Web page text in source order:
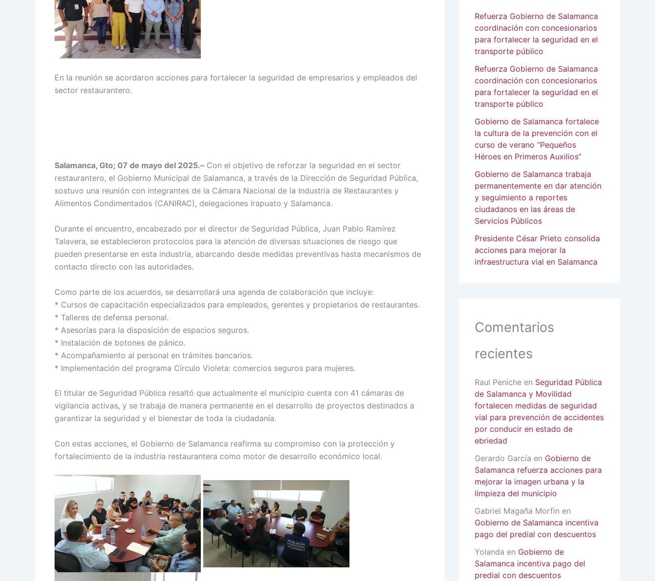
En la reunión se acordaron acciones para fortalecer la seguridad de empresarios y empleados del
sector restaurantero.
Salamanca, Gto; 07 de mayo del 2025.– Con el objetivo de reforzar la seguridad en el sector
restaurantero, el Gobierno Municipal de Salamanca, a través de la Dirección de Seguridad Pública,
sostuvo una reunión con integrantes de la Cámara Nacional de la Industria de Restaurantes y
Alimentos Condimentados (CANIRAC), delegaciones Irapuato y Salamanca.
Durante el encuentro, encabezado por el director de Seguridad Pública, Juan Pablo Ramírez
Talavera, se establecieron protocolos para la atención de diversas situaciones de riesgo que
pueden presentarse en esta industria, abarcando desde medidas preventivas hasta mecanismos de
contacto directo con las autoridades.
Como parte de los acuerdos, se desarrollará una agenda de colaboración que incluye:
* Cursos de capacitación especializados para empleados, gerentes y propietarios de restaurantes.
* Talleres de defensa personal.
* Asesorías para la disposición de espacios seguros.
* Instalación de botones de pánico.
* Acompañamiento al personal en trámites bancarios.
* Implementación del programa Círculo Violeta: comercios seguros para mujeres.
El titular de Seguridad Pública resaltó que actualmente el municipio cuenta con 41 cámaras de
vigilancia activas, y se trabaja de manera permanente en el desarrollo de proyectos destinados a
garantizar la seguridad y el bienestar de toda la ciudadanía.
Con estas acciones, el Gobierno de Salamanca reafirma su compromiso con la protección y
fortalecimiento de la industria restaurantera como motor de desarrollo económico local.
Refuerza Gobierno de Salamanca
coordinación con concesionarios
para fortalecer la seguridad en el
transporte público
Refuerza Gobierno de Salamanca
coordinación con concesionarios
para fortalecer la seguridad en el
transporte público
Gobierno de Salamanca fortalece
la cultura de la prevención con el
curso de verano “Pequeños
Héroes en Primeros Auxilios”
Gobierno de Salamanca trabaja
permanentemente en dar atención
y seguimiento a reportes
ciudadanos en las áreas de
Servicios Públicos
Presidente César Prieto consolida
acciones para mejorar la
infraestructura vial en Salamanca
Comentarios
recientes
Raul Peniche en Seguridad Pública
de Salamanca y Movilidad
fortalecen medidas de seguridad
vial para prevención de accidentes
por conducir en estado de
ebriedad
Gerardo García en Gobierno de
Salamanca refuerza acciones para
mejorar la imagen urbana y la
limpieza del municipio
Gabriel Magaña Morfin en
Gobierno de Salamanca incentiva
pago del predial con descuentos
Yolanda en Gobierno de
Salamanca incentiva pago del
predial con descuentos